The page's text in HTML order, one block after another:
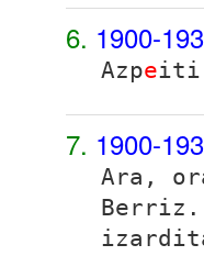
6. 1900-
Azpe
7. 1900-
Ara,